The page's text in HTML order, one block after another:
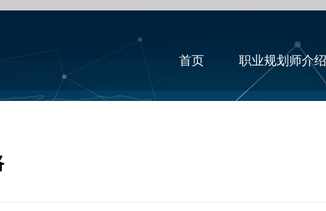
首页 职业规划师介绍